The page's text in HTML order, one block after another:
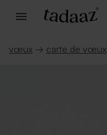
vœux → carte de vœux